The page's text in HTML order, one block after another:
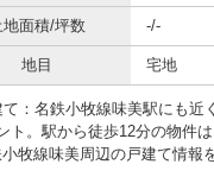
地面積/坪数 -/-
地目 宅地
：名鉄小牧線味美駅にも近
。駅から徒歩12分の物件
牧線味美周辺の戸建て情報